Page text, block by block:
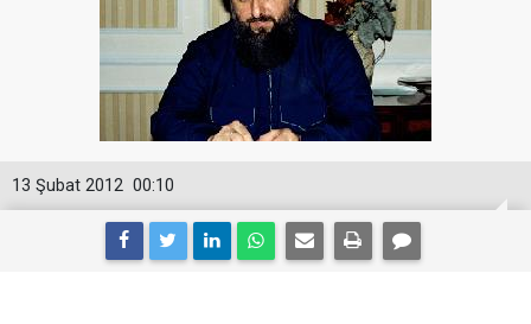
00:10
13 Şubat 2012